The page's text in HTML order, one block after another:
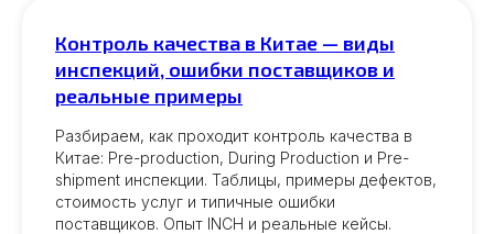
Контроль качества в Китае — виды
инспекций, ошибки поставщиков и
реальные примеры
Разбираем, как проходит контроль качества в
Китае: Pre-production, During Production и Pre-
shipment инспекции. Таблицы, примеры дефектов,
стоимость услуг и типичные ошибки
поставщиков. Опыт INCH и реальные кейсы.